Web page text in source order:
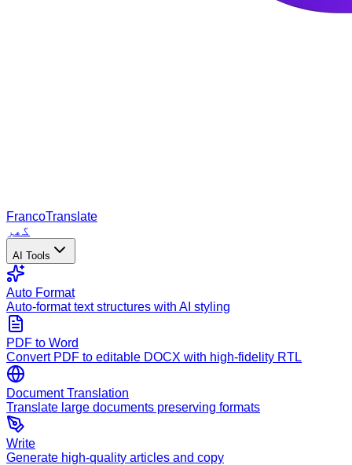
FrancoTranslate
گھر
AI Tools
Auto Format
Auto-format text structures with AI styling
PDF to Word
Convert PDF to editable DOCX with high-fidelity RTL
Document Translation
Translate large documents preserving formats
Write
Generate high-quality articles and copy